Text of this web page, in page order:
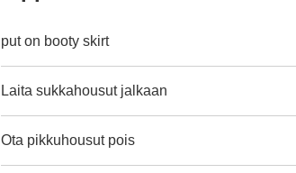
put on booty skirt
Laita sukkahousut jalkaan
Ota pikkuhousut pois